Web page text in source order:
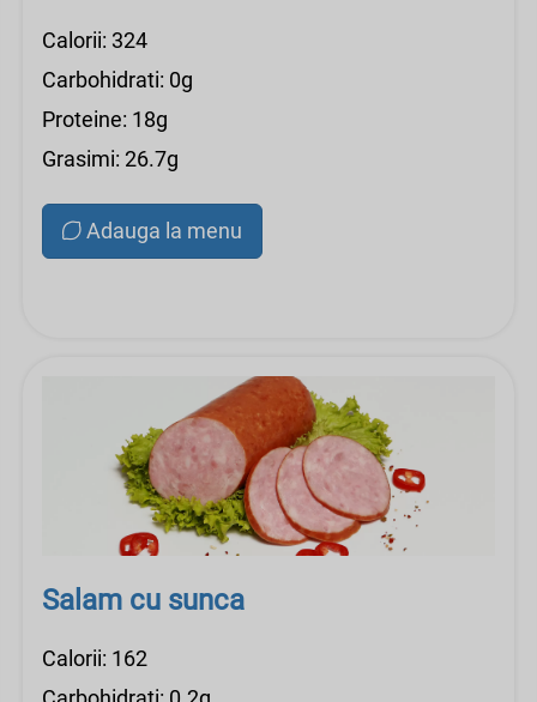
Calorii: 324
Carbohidrati: 0g
Proteine: 18g
Grasimi: 26.7g
Adauga la menu
Salam cu sunca
Calorii: 162